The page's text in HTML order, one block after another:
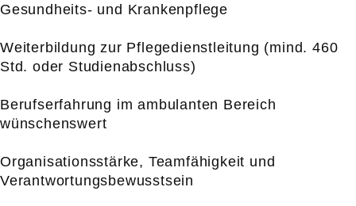
Gesundheits- und Krankenpflege
Weiterbildung zur Pflegedienstleitung (mind. 460
Std. oder Studienabschluss)
Berufserfahrung im ambulanten Bereich
wünschenswert
Organisationsstärke, Teamfähigkeit und
Verantwortungsbewusstsein